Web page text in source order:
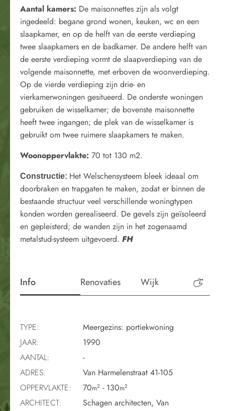
Aantal kamers: De maisonnettes zijn als volgt
ingedeeld: begane grond wonen, keuken, wc en een
slaapkamer, en op de helft van de eerste verdieping
twee slaapkamers en de badkamer. De andere helft van
de eerste verdieping vormt de slaapverdieping van de
volgende maisonnette, met erboven de woonverdieping.
Op de vierde verdieping zijn drie- en
vierkamerwoningen gesitueerd. De onderste woningen
gebruiken de wisselkamer; de bovenste maisonnette
heeft twee ingangen; de plek van de wisselkamer is
gebruikt om twee ruimere slaapkamers te maken.
Woonoppervlakte: 70 tot 130 m2.
Constructie: Het Welschensysteem bleek ideaal om
doorbraken en trapgaten te maken, zodat er binnen de
bestaande structuur veel verschillende woningtypen
konden worden gerealiseerd. De gevels zijn geïsoleerd
en gepleisterd; de wanden zijn in het zogenaamd
metalstud-systeem uitgevoerd. FH
Info Renovaties Wijk
TYPE:
Meergezins: portiekwoning
JAAR:
1990
AANTAL:
-
ADRES:
Van Harmelenstraat 41-105
OPPERVLAKTE:
70m2 - 130m2
ARCHITECT:
Schagen architecten, Van